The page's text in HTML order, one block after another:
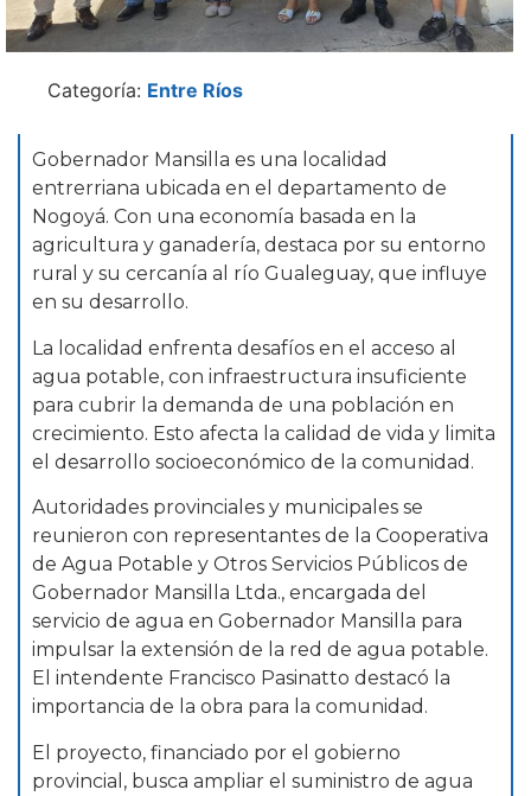
Categoría: Entre Ríos
Gobernador Mansilla es una localidad
entrerriana ubicada en el departamento de
Nogoyá. Con una economía basada en la
agricultura y ganadería, destaca por su entorno
rural y su cercanía al río Gualeguay, que influye
en su desarrollo.
La localidad enfrenta desafíos en el acceso al
agua potable, con infraestructura insuficiente
para cubrir la demanda de una población en
crecimiento. Esto afecta la calidad de vida y limita
el desarrollo socioeconómico de la comunidad.
Autoridades provinciales y municipales se
reunieron con representantes de la Cooperativa
de Agua Potable y Otros Servicios Públicos de
Gobernador Mansilla Ltda., encargada del
servicio de agua en Gobernador Mansilla para
impulsar la extensión de la red de agua potable.
El intendente Francisco Pasinatto destacó la
importancia de la obra para la comunidad.
El proyecto, financiado por el gobierno
provincial, busca ampliar el suministro de agua